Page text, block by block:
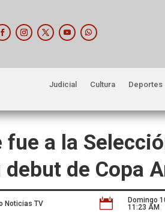
Judicial Cultura Deportes
fue a la
debut de Copa
Noticias TV 
Domingo
11:23 AM